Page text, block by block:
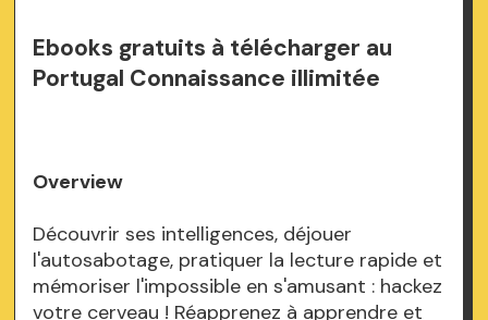
Ebooks gratuits à télécharger au
Portugal Connaissance illimitée
Overview
Découvrir ses intelligences, déjouer
l'autosabotage, pratiquer la lecture rapide et
mémoriser l'impossible en s'amusant : hackez
votre cerveau ! Réapprenez à apprendre et